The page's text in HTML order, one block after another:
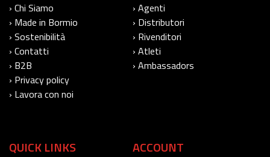
› Chi Siamo
› Made in Bormio
› Sostenibilità
› Contatti
› B2B
› Privacy policy
› Lavora con noi
› Agenti
› Distributori
› Rivenditori
› Atleti
› Ambassadors
QUICK LINKS ACCOUNT